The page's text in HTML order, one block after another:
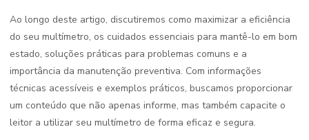
Ao longo deste artigo, discutiremos como maximizar a eficiência
do seu multímetro, os cuidados essenciais para mantê-lo em bom
estado, soluções práticas para problemas comuns e a
importância da manutenção preventiva. Com informações
técnicas acessíveis e exemplos práticos, buscamos proporcionar
um conteúdo que não apenas informe, mas também capacite o
leitor a utilizar seu multímetro de forma eficaz e segura.